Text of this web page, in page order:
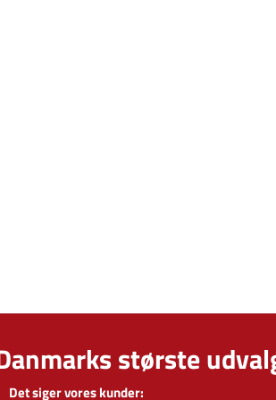
største
Det siger vores kunder: